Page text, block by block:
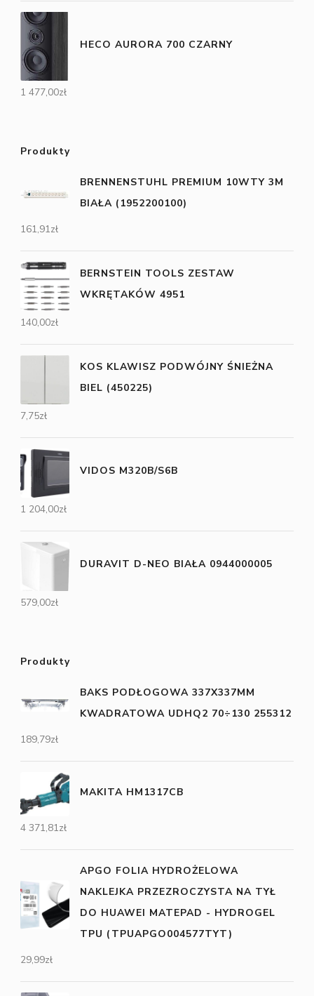
HECO AURORA 700 CZARNY
1 477,00zł
Produkty
BRENNENSTUHL PREMIUM 10WTY 3M
BIAŁA (1952200100)
161,91zł
BERNSTEIN TOOLS ZESTAW
WKRĘTAKÓW 4951
140,00zł
KOS KLAWISZ PODWÓJNY ŚNIEŻNA
BIEL (450225)
7,75zł
VIDOS M320B/S6B
1 204,00zł
DURAVIT D-NEO BIAŁA 0944000005
579,00zł
Produkty
BAKS PODŁOGOWA 337X337MM
KWADRATOWA UDHQ2 70÷130 255312
189,79zł
MAKITA HM1317CB
4 371,81zł
APGO FOLIA HYDROŻELOWA
NAKLEJKA PRZEZROCZYSTA NA TYŁ
DO HUAWEI MATEPAD - HYDROGEL
TPU (TPUAPGO004577TYT)
29,99zł